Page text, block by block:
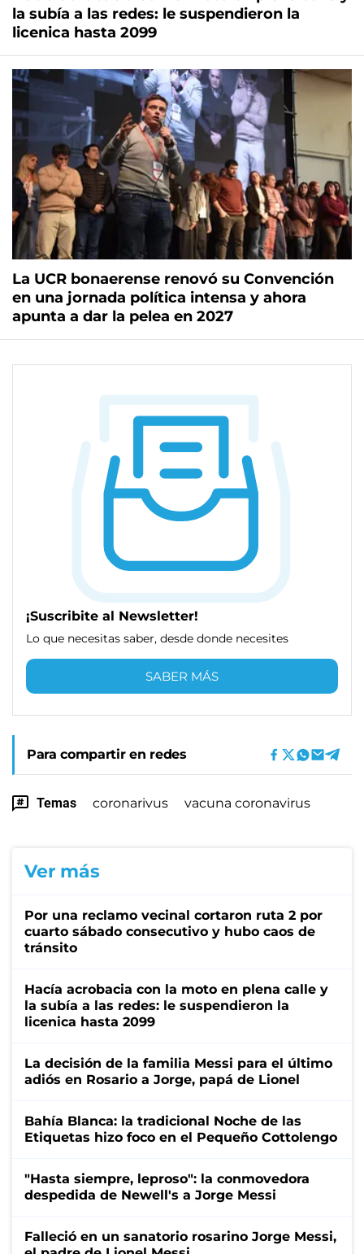
la subía a las redes: le suspendieron la
licenica hasta 2099
La UCR bonaerense renovó su Convención
en una jornada política intensa y ahora
apunta a dar la pelea en 2027
¡Suscribite al Newsletter!
Lo que necesitas saber, desde donde necesites
SABER MÁS
Para compartir en redes
Temas coronarivus vacuna coronavirus
Ver más
Por una reclamo vecinal cortaron ruta 2 por
cuarto sábado consecutivo y hubo caos de
tránsito
Hacía acrobacia con la moto en plena calle y
la subía a las redes: le suspendieron la
licenica hasta 2099
La decisión de la familia Messi para el último
adiós en Rosario a Jorge, papá de Lionel
Bahía Blanca: la tradicional Noche de las
Etiquetas hizo foco en el Pequeño Cottolengo
"Hasta siempre, leproso": la conmovedora
despedida de Newell's a Jorge Messi
Falleció en un sanatorio rosarino Jorge Messi,